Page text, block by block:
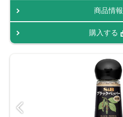
商品情報
購入する